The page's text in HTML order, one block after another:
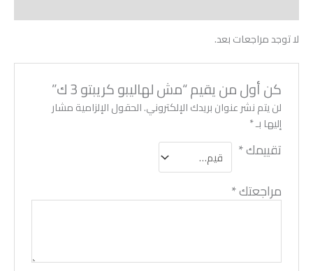
لا توجد مراجعات بعد.
كن أول من يقيم “مش لهاليبو كريبتو 3 ك”
لن يتم نشر عنوان بريدك الإلكتروني.الحقول الإلزامية مشار
إليها بـ*
تقييمك*
مراجعتك*